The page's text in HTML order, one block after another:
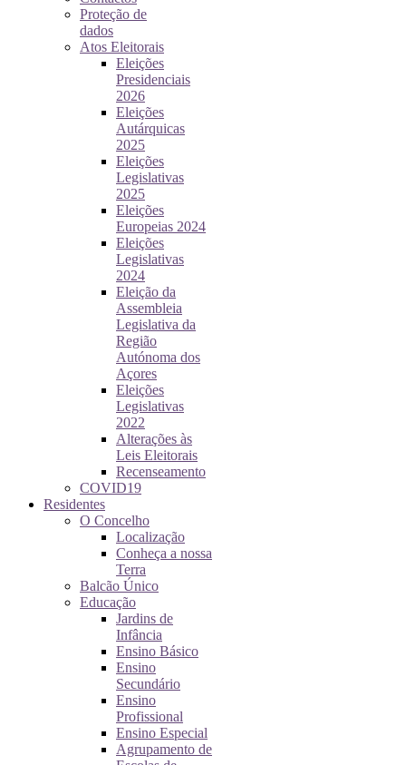
Proteção de
dados
Atos Eleitorais
Eleições
Presidenciais
2026
Eleições
Autárquicas
2025
Eleições
Legislativas
2025
Eleições
Europeias 2024
Eleições
Legislativas
2024
Eleição da
Assembleia
Legislativa da
Região
Autónoma dos
Açores
Eleições
Legislativas
2022
Alterações às
Leis Eleitorais
Recenseamento
COVID19
Residentes
O Concelho
Localização
Conheça a nossa
Terra
Balcão Único
Educação
Jardins de
Infância
Ensino Básico
Ensino
Secundário
Ensino
Profissional
Ensino Especial
Agrupamento de